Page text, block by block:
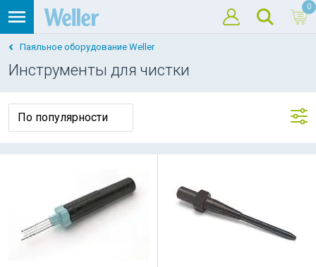
0
Паяльное оборудование Weller
Инструменты для чистки